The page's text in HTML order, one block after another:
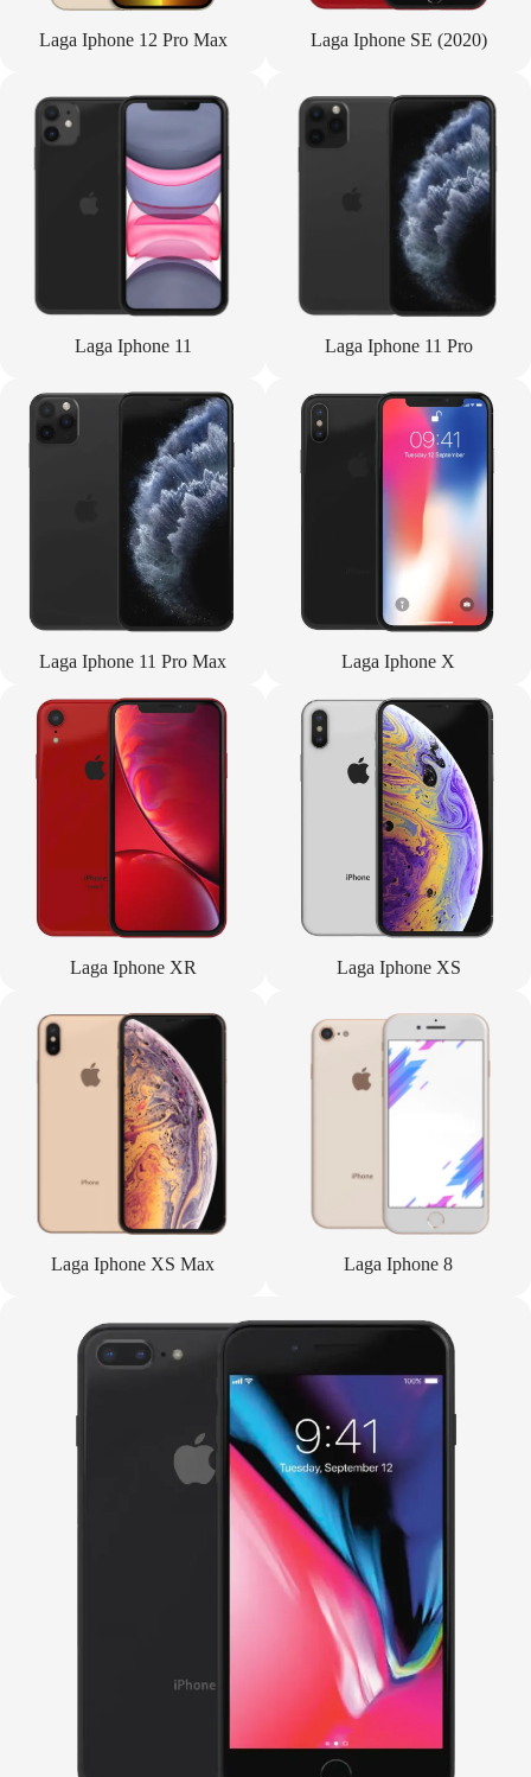
Laga Iphone 12 Pro Max Laga Iphone SE (2020)
Laga Iphone 11 Laga Iphone 11 Pro
Laga Iphone 11 Pro Max Laga Iphone X
Laga Iphone XR Laga Iphone XS
Laga Iphone XS Max Laga Iphone 8